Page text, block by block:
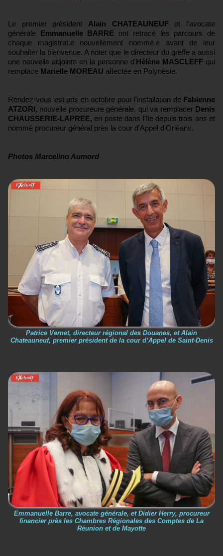
Le premier président Alain CHATEAUNEUF et l'avocate
générale Emmanuelle BARRE ont retracé les parcours de
chaque magistrat.e nouvellement nommé.e avant de leur
souhaiter la bienvenue. A noter que le directeur du greffe a aussi
une nouvelle adjointe en la personne d'Hélène MASCLEFF qui
remplace Marielle MOREAU affectée en Polynésie.
Rendez-vous est pris en octobre pour l'installation de Fabienne
ATZORI, nouvelle procureure générale, qui va remplacer Denis
CHAUSSERIE-LAPREE, en poste dans l'île depuis trois ans et
nommé procureur général près la cour d'Appel d'Orléans.
Photos Marcelino Aumord
Patrice Vernet, directeur régional des Douanes, et Alain
Chateauneuf, premier président de la cour d’Appel de Saint-Denis
Emmanuelle Barre, avocate générale, et Didier Herry, procureur
financier près les Chambres Régionales des Comptes de La
Réunion et de Mayotte